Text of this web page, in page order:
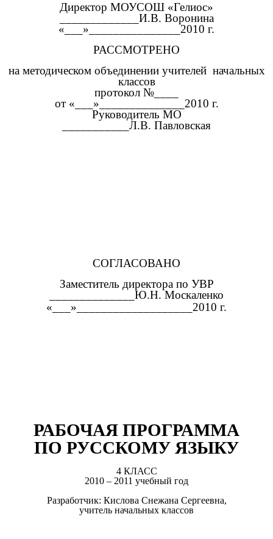
Директор МОУСОШ «Гелиос»
_____________И.В. Воронина
«___»_______________2010 г.
РАССМОТРЕНО
на методическом объединении учителей начальных
классов
протокол №____
от «___»______________2010 г.
Руководитель МО
___________Л.В. Павловская
СОГЛАСОВАНО
Заместитель директора по УВР
______________Ю.Н. Москаленко
«___»___________________2010 г.
РАБОЧАЯ ПРОГРАММА
ПО РУССКОМУ ЯЗЫКУ
4 КЛАСС
2010 – 2011 учебный год
Разработчик: Кислова Снежана Сергеевна,
учитель начальных классов